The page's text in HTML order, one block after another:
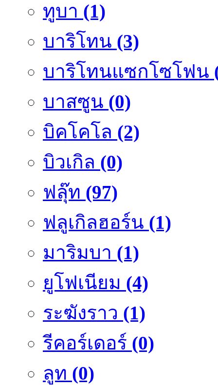
ทูบา (1)
บาริโทน (3)
บาริโทนแซกโซโฟน
บาสซูน (0)
บิคโคโล (2)
บิวเกิล (0)
ฟลุ๊ท (97)
ฟลูเกิลฮอร์น (1)
มาริมบา (1)
ยูโฟเนียม (4)
ระฆังราว (1)
รีคอร์เดอร์ (0)
ลูท (0)